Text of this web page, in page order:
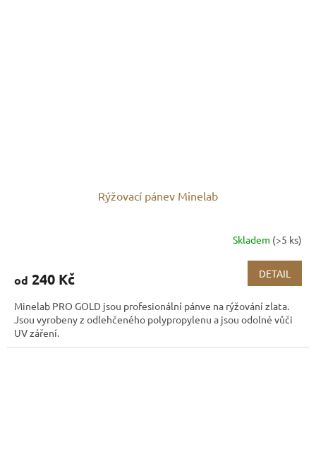
Rýžovací pánev Minelab
Skladem (>5 ks)
od 240 Kč DETAIL
Minelab PRO GOLD jsou profesionální pánve na rýžování zlata.
Jsou vyrobeny z odlehčeného polypropylenu a jsou odolné vůči
UV záření.